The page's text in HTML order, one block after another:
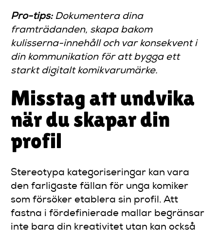
Pro-tips: Dokumentera dina
framträdanden, skapa bakom
kulisserna-innehåll och var konsekvent i
din kommunikation för att bygga ett
starkt digitalt komikvarumärke.
Misstag att undvika
när du skapar din
profil
Stereotypa kategoriseringar kan vara
den farligaste fällan för unga komiker
som försöker etablera sin profil. Att
fastna i fördefinierade mallar begränsar
inte bara din kreativitet utan kan också